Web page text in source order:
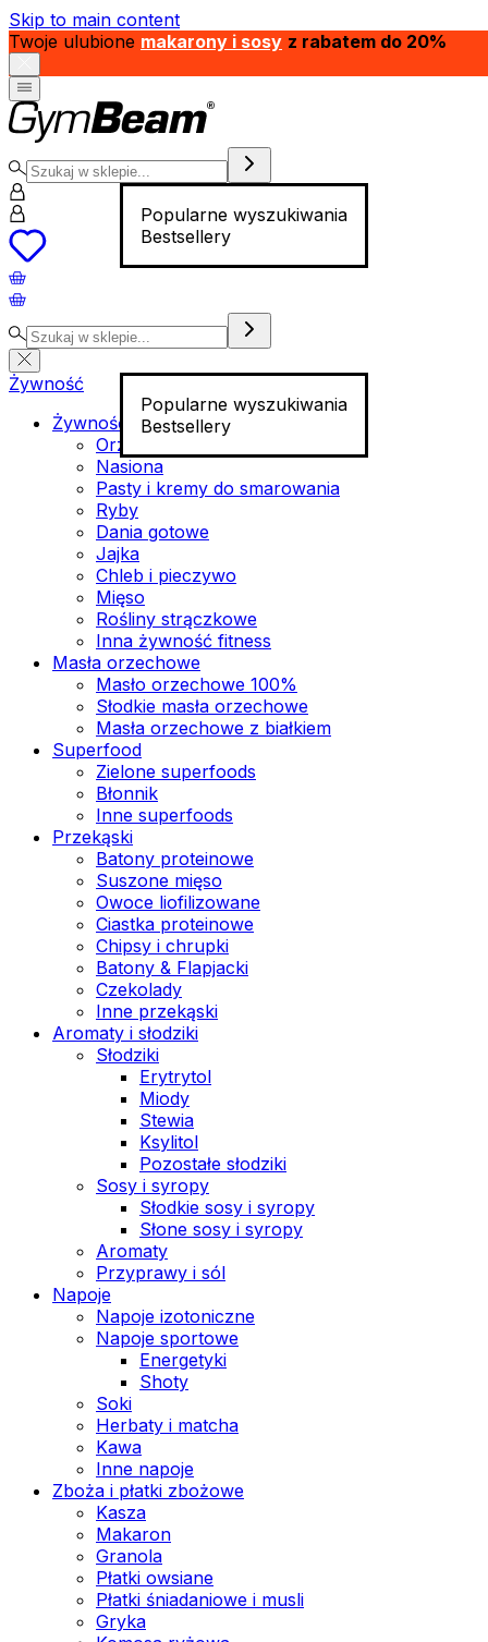
Skip to main content
Twoje ulubione makarony i sosy z rabatem do 20%
Popularne wyszukiwania
Bestsellery
Popularne wyszukiwania
Bestsellery
Żywność
Żywność funkcjonalna
Orzechy
Nasiona
Pasty i kremy do smarowania
Ryby
Dania gotowe
Jajka
Chleb i pieczywo
Mięso
Rośliny strączkowe
Inna żywność fitness
Masła orzechowe
Masło orzechowe 100%
Słodkie masła orzechowe
Masła orzechowe z białkiem
Superfood
Zielone superfoods
Błonnik
Inne superfoods
Przekąski
Batony proteinowe
Suszone mięso
Owoce liofilizowane
Ciastka proteinowe
Chipsy i chrupki
Batony & Flapjacki
Czekolady
Inne przekąski
Aromaty i słodziki
Słodziki
Erytrytol
Miody
Stewia
Ksylitol
Pozostałe słodziki
Sosy i syropy
Słodkie sosy i syropy
Słone sosy i syropy
Aromaty
Przyprawy i sól
Napoje
Napoje izotoniczne
Napoje sportowe
Energetyki
Shoty
Soki
Herbaty i matcha
Kawa
Inne napoje
Zboża i płatki zbożowe
Kasza
Makaron
Granola
Płatki owsiane
Płatki śniadaniowe i musli
Gryka